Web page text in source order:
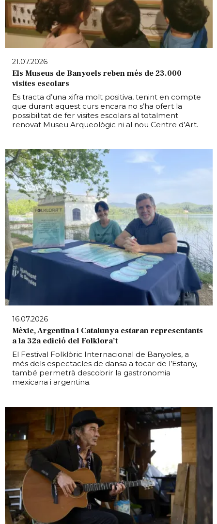
21.07.2026
Els Museus de Banyoels reben més de 23.000
visites escolars
Es tracta d’una xifra molt positiva, tenint en compte
que durant aquest curs encara no s’ha ofert la
possibilitat de fer visites escolars al totalment
renovat Museu Arqueològic ni al nou Centre d’Art.
16.07.2026
Mèxic, Argentina i Catalunya estaran representants
a la 32a edició del Folklora’t
El Festival Folklòric Internacional de Banyoles, a
més dels espectacles de dansa a tocar de l’Estany,
també permetrà descobrir la gastronomia
mexicana i argentina.